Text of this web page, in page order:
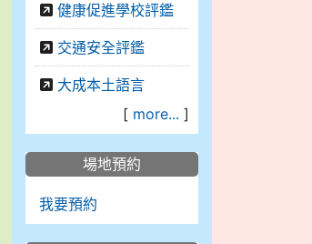
健康促進學校評鑑
交通安全評鑑
大成本土語言
[ more... ]
場地預約
我要預約